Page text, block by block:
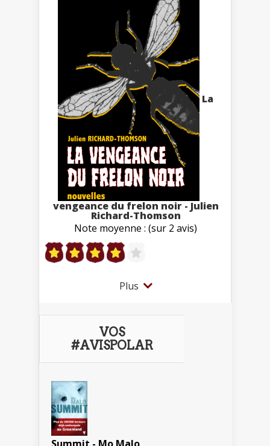
La
vengeance du frelon noir - Julien
Richard-Thomson
Note moyenne : (sur 2 avis)
Plus
VOS
#AVISPOLAR
Summit - Mo Malo